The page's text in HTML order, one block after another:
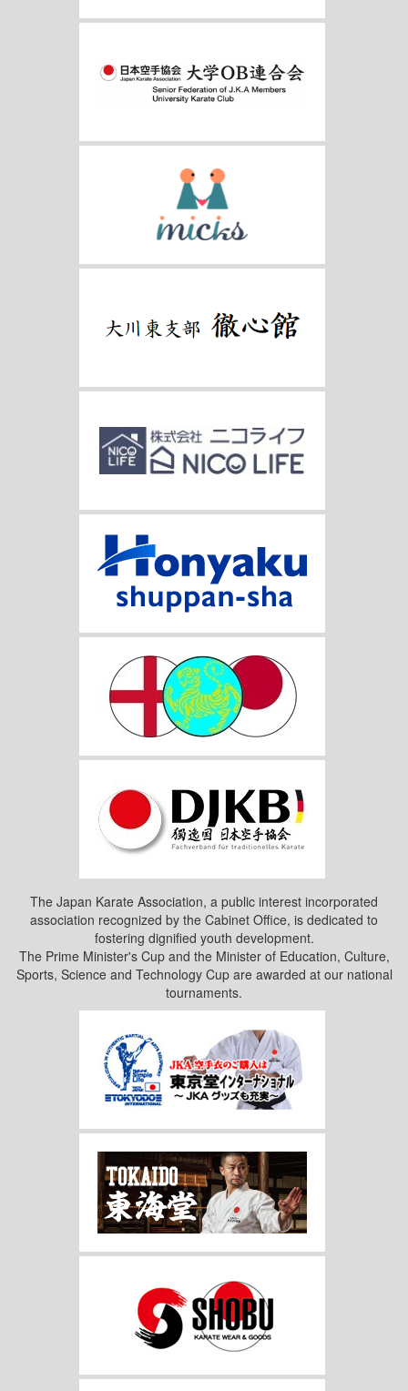
The Japan Karate Association, a public interest incorporated
association recognized by the Cabinet Office, is dedicated to
fostering dignified youth development.
The Prime Minister's Cup and the Minister of Education, Culture,
Sports, Science and Technology Cup are awarded at our national
tournaments.